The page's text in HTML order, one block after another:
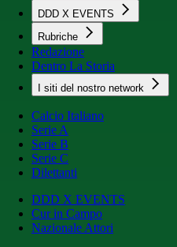
DDD X EVENTS
Rubriche
Redazione
Dentro La Storia
I siti del nostro network
Calcio Italiano
Serie A
Serie B
Serie C
Dilettanti
DDD X EVENTS
Cur in Campo
Nazionale Attori